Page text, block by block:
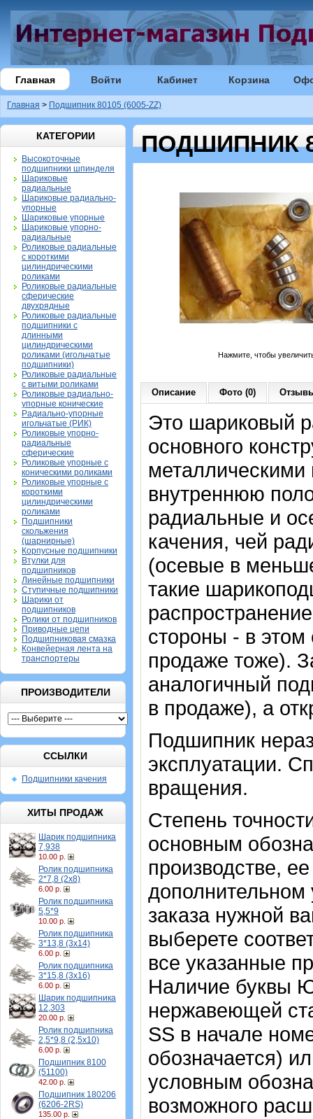
Главная Войти Кабинет Корзина
Главная > Подшипник 80105 (6005-ZZ)
КАТЕГОРИИ
Высокоточные
подшипники шпинделя
Шариковые
радиальные
Шариковые радиально-
упорные
Шариковые упорные
Шариковые упорно-
радиальные
Роликовые радиальные
с короткими
цилиндрическими
роликами
Роликовые радиальные
сферические
двухрядные
Роликовые радиальные
подшипники с
длинными
цилиндрическими
роликами (игольчатые
подшипники)
Роликовые радиальные
с витыми роликами
Роликовые радиально-
упорные конические
Радиально-упорные
игольчатые (РИК)
Роликовые упорно-
радиальные
сферические
Роликовые упорные с
коническими роликами
Роликовые упорные с
короткими
цилиндрическими
роликами
Подшипники
скольжения
(шарнирные)
Корпусные подшипники
Втулки для
подшипников
Линейные подшипники
Ступичные подшипники
Шарики от
подшипников
Ролики от подшипников
Приводные цепи
Подшипниковая смазка
Конвейерная лента на
транспортеры
ПРОИЗВОДИТЕЛИ
ССЫЛКИ
Подшипники качения
ХИТЫ ПРОДАЖ
Шарик подшипника
7,938
10.00 р.
Ролик подшипника
2*7,8 (2х8)
6.00 р.
Ролик подшипника
5,5*9
10.00 р.
Ролик подшипника
3*13,8 (3х14)
6.00 р.
Ролик подшипника
3*15,8 (3х16)
6.00 р.
Шарик подшипника
12,303
20.00 р.
Ролик подшипника
2,5*9,8 (2,5х10)
6.00 р.
Подшипник 8100
(51100)
42.00 р.
Подшипник 180206
(6206-2RS)
135.00 р.
ПОДШИПНИК
Нажмите, чтобы
Описание Фото (0)
Это шариковый
основного
внутреннюю
радиальные и
качения, чей
(осевые в
такие
стороны - в этом
продаже тоже).
аналогичный
в продаже), а
Подшипник
эксплуатации.
вращения.
Степень
основным
производстве,
заказа нужной
выберете
все указанные
Наличие буквы
нержавеющей
SS в начале
обозначается)
условным
возможного